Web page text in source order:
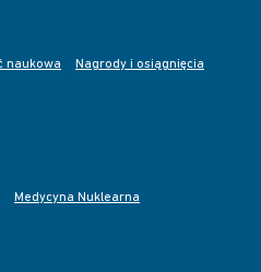
naukowa Nagrody i osiągnięcia
Medycyna Nuklearna